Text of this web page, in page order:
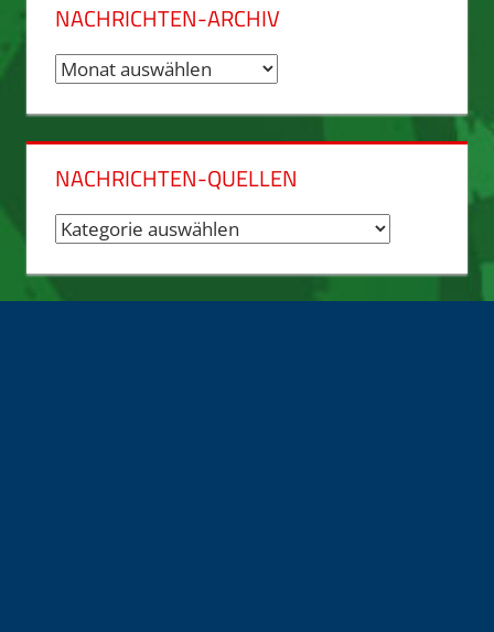
NACHRICHTEN-ARCHIV
Nachrichten-
NACHRICHTEN-QUELLEN
Nachrichten-